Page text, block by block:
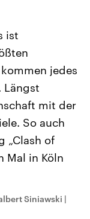
Beiträge,
und
die Vereinigten
Ländern
Einfluss auf
Weltgeschehen.
ist
jedes
Längst
mit der
So auch
„Clash of
Mal in Köln
Siniawski |